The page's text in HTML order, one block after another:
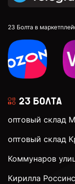
2,9 мм
3 мм
3,3 мм
23 Болта в
оптовый склад
оптовый склад
Коммунаров
Кирилла